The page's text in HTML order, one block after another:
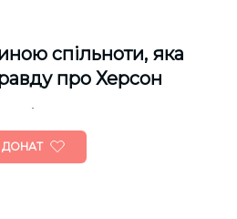
спільноти, яка
про Херсон
ДОНАТ